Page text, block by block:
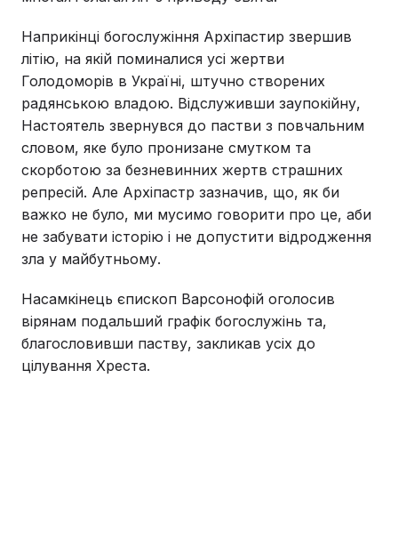
Наприкінці богослужіння Архіпастир звершив
літію, на якій поминалися усі жертви
Голодоморів в Україні, штучно створених
радянською владою. Відслуживши заупокійну,
Настоятель звернувся до пастви з повчальним
словом, яке було пронизане смутком та
скорботою за безневинних жертв страшних
репресій. Але Архіпастр зазначив, що, як би
важко не було, ми мусимо говорити про це, аби
не забувати історію і не допустити відродження
зла у майбутньому.
Насамкінець єпископ Варсонофій оголосив
вірянам подальший графік богослужінь та,
благословивши паству, закликав усіх до
цілування Хреста.